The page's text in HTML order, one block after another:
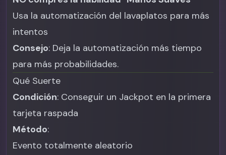
Usa la automatización del lavaplatos para más
intentos
Consejo: Deja la automatización más tiempo
para más probabilidades.
Qué Suerte
Condición: Conseguir un Jackpot en la primera
tarjeta raspada
Método:
Evento totalmente aleatorio